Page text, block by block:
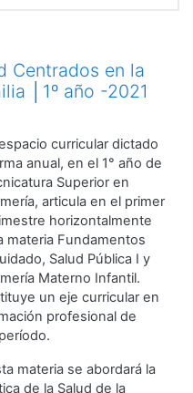
Centrados en la
│1º año -2021
curricular dictado
anual, en el 1° año de
Superior en
articula en el primer
horizontalmente
materia Fundamentos
Salud Pública I y
Materno Infantil.
un eje curricular en
profesional de
materia se abordará la
de la Salud de la